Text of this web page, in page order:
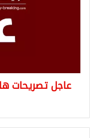
عن
إدلب
عاجل تصريحات